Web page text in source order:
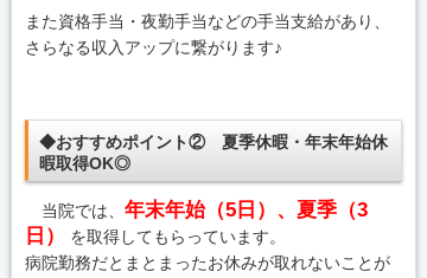
また資格手当・夜勤手当などの手当支給があり、
さらなる収入アップに繋がります♪
◆おすすめポイント② 夏季休暇・年末年始休
暇取得OK◎
当院では、年末年始（5日）、夏季（3
日）
を取得してもらっています。
病院勤務だとまとまったお休みが取れないことが